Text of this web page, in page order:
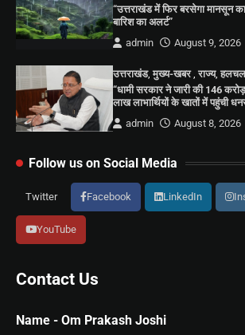
“उत्तराखंड में फिर बरसेगा मानसून
बारिश का अलर्ट”
admin
August 9, 2026
उत्तराखंड,मुख्य-खबर ,राज्य,
“धामी सरकार ने जारी की 146
लाख लाभार्थियों के खातों में पहुंची
admin
August 8, 2026
Follow us on Social Media
Twitter Facebook LinkedIn
YouTube
Contact Us
Name - Om Prakash Joshi